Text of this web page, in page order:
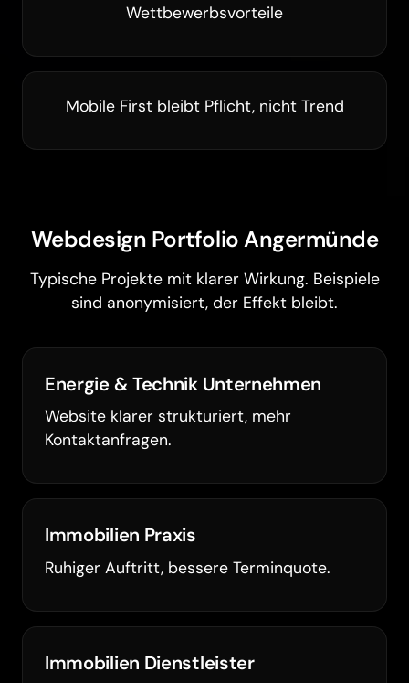
Wettbewerbsvorteile
Mobile First bleibt Pflicht, nicht Trend
Webdesign Portfolio Angermünde
Typische Projekte mit klarer Wirkung. Beispiele
sind anonymisiert, der Effekt bleibt.
Energie & Technik Unternehmen
Website klarer strukturiert, mehr
Kontaktanfragen.
Immobilien Praxis
Ruhiger Auftritt, bessere Terminquote.
Immobilien Dienstleister